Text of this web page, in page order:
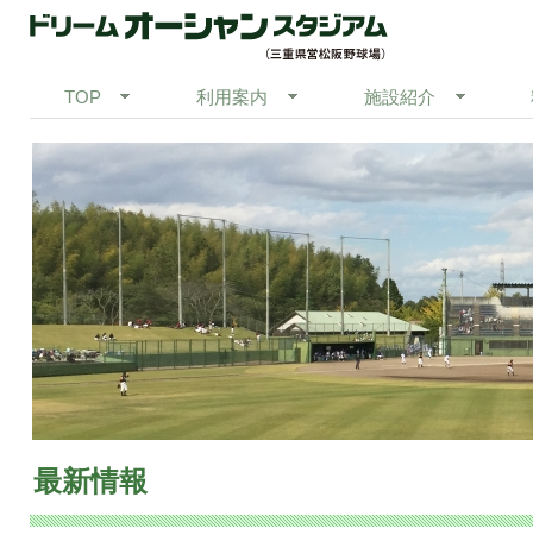
TOP 利用案内 施設紹介
最新情報